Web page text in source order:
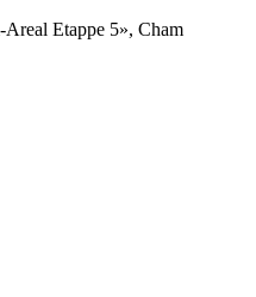
Etappe 5», Cham